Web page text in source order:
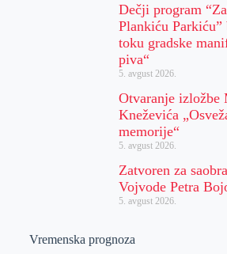
Dečji program
Plankiću Parkiću”
toku gradske
piva“
5. avgust 2026.
Otvaranje izložbe
Kneževića
memorije“
5. avgust 2026.
Zatvoren za
Vojvode Petra
5. avgust 2026.
Vremenska prognoza